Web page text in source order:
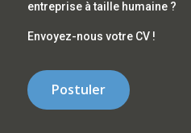
entreprise à taille humaine ?
Envoyez-nous votre CV !
Postuler